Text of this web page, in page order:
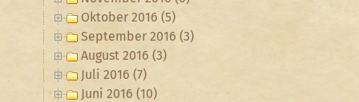
Oktober 2016 (5)
September 2016 (3)
August 2016 (3)
Juli 2016 (7)
Juni 2016 (10)